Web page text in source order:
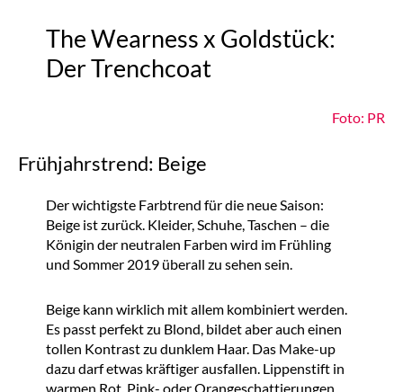
The Wearness x Goldstück:
Der Trenchcoat
Foto: PR
Frühjahrstrend: Beige
Der wichtigste Farbtrend für die neue Saison:
Beige ist zurück. Kleider, Schuhe, Taschen – die
Königin der neutralen Farben wird im Frühling
und Sommer 2019 überall zu sehen sein.
Beige kann wirklich mit allem kombiniert werden.
Es passt perfekt zu Blond, bildet aber auch einen
tollen Kontrast zu dunklem Haar. Das Make-up
dazu darf etwas kräftiger ausfallen. Lippenstift in
warmen Rot, Pink- oder Orangeschattierungen